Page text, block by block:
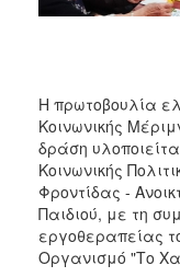
ΕΠΙΣΚΕΠΤΗΣ
ΗΡΑΚΛΕΙΟ
Η πρωτοβουλία
Κοινωνικής
δράση
Κοινωνικής
Φροντίδας -
Παιδιού, με τη
εργοθεραπείας
Οργανισμό "Το